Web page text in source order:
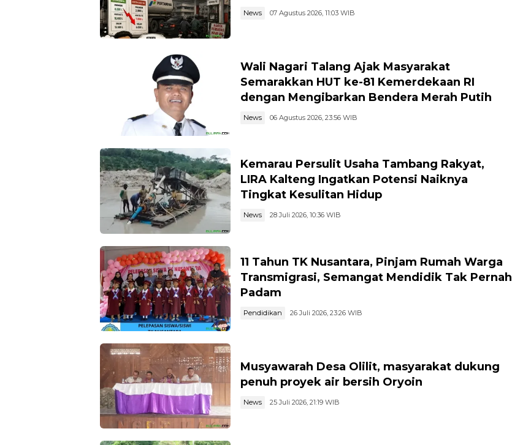
News 07 Agustus 2026, 11:03 WIB
Wali Nagari Talang Ajak Masyarakat
Semarakkan HUT ke-81 Kemerdekaan RI
dengan Mengibarkan Bendera Merah Putih
News 06 Agustus 2026, 23:56 WIB
Kemarau Persulit Usaha Tambang Rakyat,
LIRA Kalteng Ingatkan Potensi Naiknya
Tingkat Kesulitan Hidup
News 28 Juli 2026, 10:36 WIB
11 Tahun TK Nusantara, Pinjam Rumah Warga
Transmigrasi, Semangat Mendidik Tak Pernah
Padam
Pendidikan 26 Juli 2026, 23:26 WIB
Musyawarah Desa Olilit, masyarakat dukung
penuh proyek air bersih Oryoin
News 25 Juli 2026, 21:19 WIB